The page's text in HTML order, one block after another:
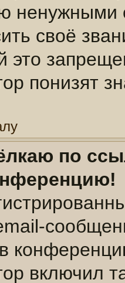
ненужными
своё
это
понизят
по
включил